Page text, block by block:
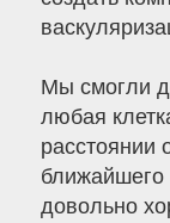
Мы смогли
любая
расстоянии
ближайшего
довольно